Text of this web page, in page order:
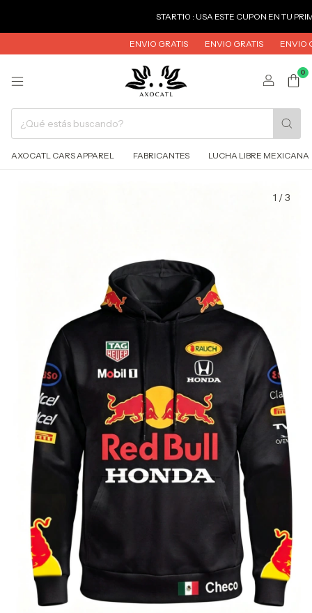
START10 : USA ESTE CUPON EN TU PRIMERA
ENVIO GRATIS ENVIO GRATIS ENVIO GRATIS
0
AXOCATL CARS APPAREL FABRICANTES LUCHA LIBRE MEXICANA
1 /3